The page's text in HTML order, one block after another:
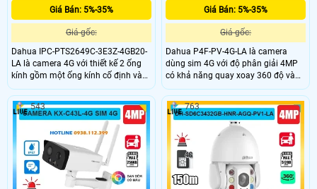
Giá Bán: 5%-35%
Giá gốc:
Dahua IPC-PTS2649C-3E3Z-4GB20-
LA là camera 4G với thiết kế 2 ống
kính gồm một ống kính cố định và
một ống kính quay xoay 360°, cho
hình ảnh sắc nét với độ phân giải
3MP+3MP. Camera hỗ trợ đàm
thoại 2 chiều, zoom quang 6x, tích
hợp báo động thông minh và hồng
ngoại tầm xa 50m công nghệ
WizColor có màu ban đêm. Với
chuẩn camera hoạt động bền bỉ
trong mọi điều kiện thời tiết giá rẻ.
Giá Bán: 5%-35%
Giá gốc:
Dahua P4F-PV-4G-LA là camera
dùng sim 4G với độ phân giải 4MP
có khả năng quay xoay 360 độ và
đàm thoại 2 chiều tiện lợi. Camera
hỗ trợ hồng ngoại ban đêm lên đến
30m, công nghệ WizColor cho hình
ảnh có màu vào ban đêm, phát hiện
chính xác người và phương tiện
thông minh. Camera còn tích hợp
khe thẻ nhớ hỗ trợ tối đa 256GB phù
hợp lắp đặt ở mọi nơi không cần Wi-
Fi giá rẻ.
543 763